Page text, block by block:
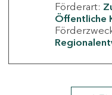
Förderart:
Öffentliche